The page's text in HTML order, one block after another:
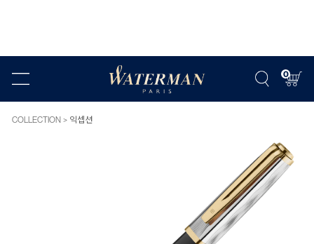
0
COLLECTION 익셉션